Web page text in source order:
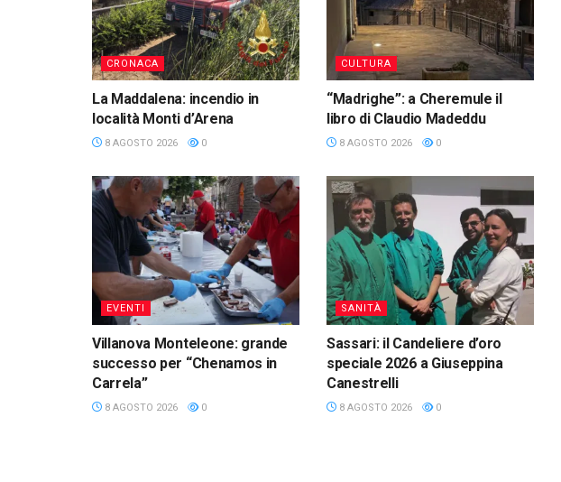
CRONACA
La Maddalena: incendio in
località Monti d’Arena
8 AGOSTO 2026 0
CULTURA
“Madrighe”: a Cheremule il
libro di Claudio Madeddu
8 AGOSTO 2026 0
EVENTI
Villanova Monteleone: grande
successo per “Chenamos in
Carrela”
8 AGOSTO 2026 0
SANITÀ
Sassari: il Candeliere d’oro
speciale 2026 a Giuseppina
Canestrelli
8 AGOSTO 2026 0